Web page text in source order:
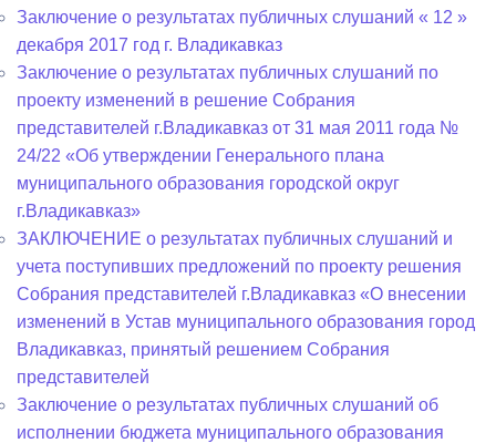
Заключение о результатах публичных слушаний « 12 »
декабря 2017 год г. Владикавказ
Заключение о результатах публичных слушаний по
проекту изменений в решение Собрания
представителей г.Владикавказ от 31 мая 2011 года №
24/22 «Об утверждении Генерального плана
муниципального образования городской округ
г.Владикавказ»
ЗАКЛЮЧЕНИЕ о результатах публичных слушаний и
учета поступивших предложений по проекту решения
Собрания представителей г.Владикавказ «О внесении
изменений в Устав муниципального образования город
Владикавказ, принятый решением Собрания
представителей
Заключение о результатах публичных слушаний об
исполнении бюджета муниципального образования